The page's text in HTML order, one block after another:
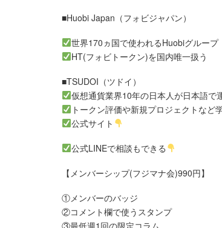
■Huobi Japan（フォビジャパン）
世界170ヵ国で使われるHuobiグループ
HT(フォビトークン)を国内唯一扱う
■TSUDOI（ツドイ）
仮想通貨業界10年の日本人が日本語で
トークン評価や新規プロジェクトなど
公式サイト
公式LINEで相談もできる
【メンバーシップ(フジマナ会)990円】
①メンバーのバッジ
②コメント欄で使うスタンプ
③最低週1回の限定コラム